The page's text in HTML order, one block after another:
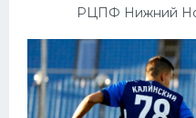
РЦПФ Нижний